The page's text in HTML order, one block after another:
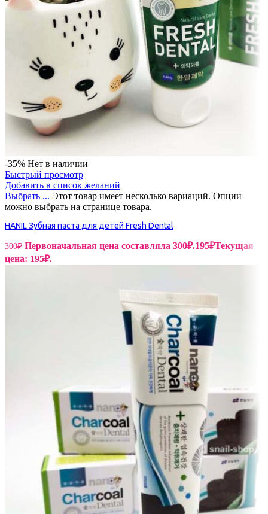
-35% Нет в наличии
Быстрый просмотр
Добавить в список желаний
Выбрать ... Этот товар имеет несколько вариаций. Опции
можно выбрать на странице товара.
HANIL Зубная паста для детей Fresh Dental
300₽ Первоначальная цена составляла 300₽.195₽Текущая
цена: 195₽.